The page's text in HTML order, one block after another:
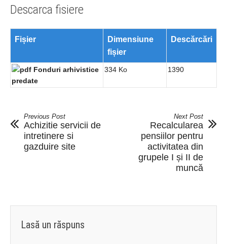
Descarca fisiere
Fișier
Dimensiune
fișier
Descărcări
Fonduri arhivistice
predate
334 Ko 1390
Previous Post
Achizitie servicii de
intretinere si
gazduire site
Next Post
Recalcularea
pensiilor pentru
activitatea din
grupele I și II de
muncă
Lasă un răspuns